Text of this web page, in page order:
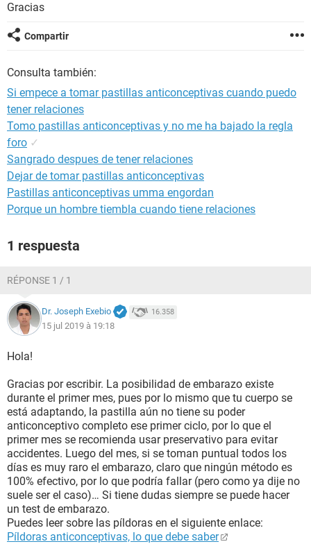
Gracias
Compartir
Consulta también:
Si empece a tomar pastillas anticonceptivas cuando puedo
tener relaciones
Tomo pastillas anticonceptivas y no me ha bajado la regla
foro ✓
Sangrado despues de tener relaciones
Dejar de tomar pastillas anticonceptivas
Pastillas anticonceptivas umma engordan
Porque un hombre tiembla cuando tiene relaciones
1 respuesta
RÉPONSE 1 / 1
Dr. Joseph Exebio 16.358
15 jul 2019 à 19:18
Hola!
Gracias por escribir. La posibilidad de embarazo existe
durante el primer mes, pues por lo mismo que tu cuerpo se
está adaptando, la pastilla aún no tiene su poder
anticonceptivo completo ese primer ciclo, por lo que el
primer mes se recomienda usar preservativo para evitar
accidentes. Luego del mes, si se toman puntual todos los
días es muy raro el embarazo, claro que ningún método es
100% efectivo, por lo que podría fallar (pero como ya dije no
suele ser el caso)… Si tiene dudas siempre se puede hacer
un test de embarazo.
Puedes leer sobre las píldoras en el siguiente enlace:
Píldoras anticonceptivas, lo que debe saber